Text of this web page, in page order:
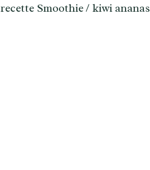
recette Smoothie / kiwi ananas